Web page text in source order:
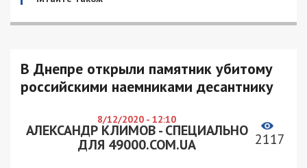
В Днепре открыли памятник убитому
российскими наемниками десантнику
8/12/2020 - 12:10
АЛЕКСАНДР КЛИМОВ - СПЕЦИАЛЬНО
ДЛЯ 49000.COM.UA
2117